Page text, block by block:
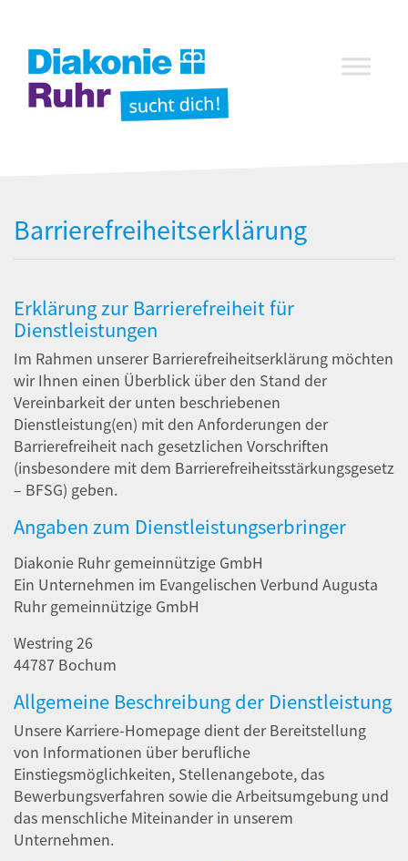
Barrierefreiheitserklärung
Erklärung zur Barrierefreiheit für
Dienstleistungen
Im Rahmen unserer Barrierefreiheitserklärung möchten
wir Ihnen einen Überblick über den Stand der
Vereinbarkeit der unten beschriebenen
Dienstleistung(en) mit den Anforderungen der
Barrierefreiheit nach gesetzlichen Vorschriften
(insbesondere mit dem Barrierefreiheitsstärkungsgesetz
– BFSG) geben.
Angaben zum Dienstleistungserbringer
Diakonie Ruhr gemeinnützige GmbH
Ein Unternehmen im Evangelischen Verbund Augusta
Ruhr gemeinnützige GmbH
Westring 26
44787 Bochum
Allgemeine Beschreibung der Dienstleistung
Unsere Karriere-Homepage dient der Bereitstellung
von Informationen über berufliche
Einstiegsmöglichkeiten, Stellenangebote, das
Bewerbungsverfahren sowie die Arbeitsumgebung und
das menschliche Miteinander in unserem
Unternehmen.